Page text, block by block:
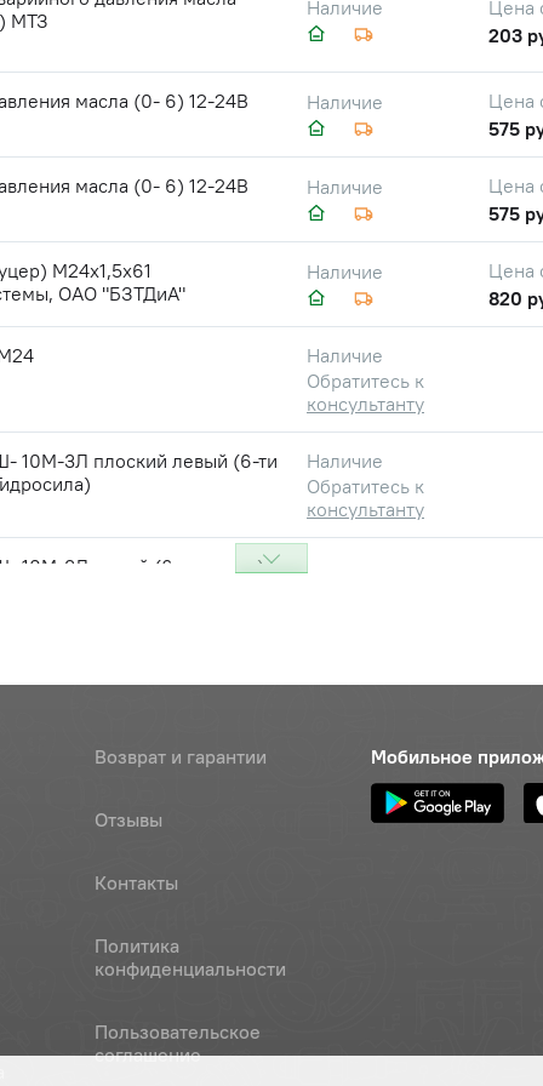
МТЗ
Наличие
Цена
203
масла (0- 6) 12-24В
Наличие
Цена
575
масла (0- 6) 12-24В
Наличие
Цена
575
М24х1,5х61
ОАО "БЗТДиА"
Наличие
Цена
820
Наличие
Обратитесь к
консультанту
10М-3Л плоский левый (6-ти
Наличие
Обратитесь к
консультанту
10М-3Л левый (6-ти шлиц.)
10М-3Л плоский левый (6-ти
Возврат и гарантии
Отзывы
Контакты
Политика
конфиденциальности
Пользовательское
соглашение
Мобильное